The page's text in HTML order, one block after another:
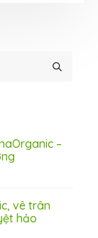
–
vê trân
hảo